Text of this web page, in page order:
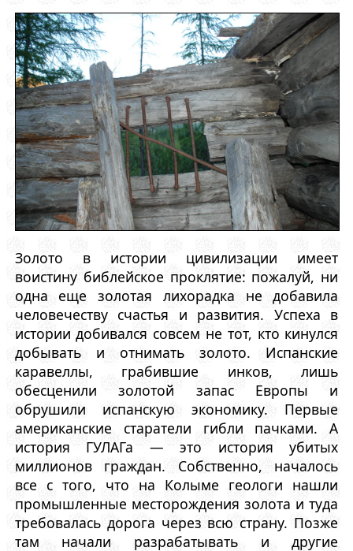
Золото в истории цивилизации имеет
воистину библейское проклятие: пожалуй, ни
одна еще золотая лихорадка не добавила
человечеству счастья и развития. Успеха в
истории добивался совсем не тот, кто кинулся
добывать и отнимать золото. Испанские
каравеллы, грабившие инков, лишь
обесценили золотой запас Европы и
обрушили испанскую экономику. Первые
американские старатели гибли пачками. А
история ГУЛАГа — это история убитых
миллионов граждан. Собственно, началось
все с того, что на Колыме геологи нашли
промышленные месторождения золота и туда
требовалась дорога через всю страну. Позже
там начали разрабатывать и другие